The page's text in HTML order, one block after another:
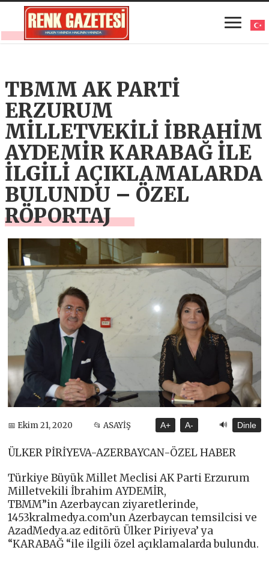
TBMM AK PARTİ
ERZURUM
MİLLETVEKİLİ İBRAHİM
AYDEMİR KARABAĞ İLE
İLGİLİ AÇIKLAMALARDA
BULUNDU – ÖZEL
RÖPORTAJ
📅 Ekim 21, 2020 📂 ASAYİŞ A+ A- 🔊 Dinle
ÜLKER PİRİYEVA-AZERBAYCAN-ÖZEL HABER
Türkiye Büyük Millet Meclisi AK Parti Erzurum
Milletvekili İbrahim AYDEMİR,
TBMM”in Azerbaycan ziyaretlerinde,
1453kralmedya.com’un Azerbaycan temsilcisi ve
AzadMedya.az editörü Ülker Piriyeva’ ya
“KARABAĞ “ile ilgili özel açıklamalarda bulundu.